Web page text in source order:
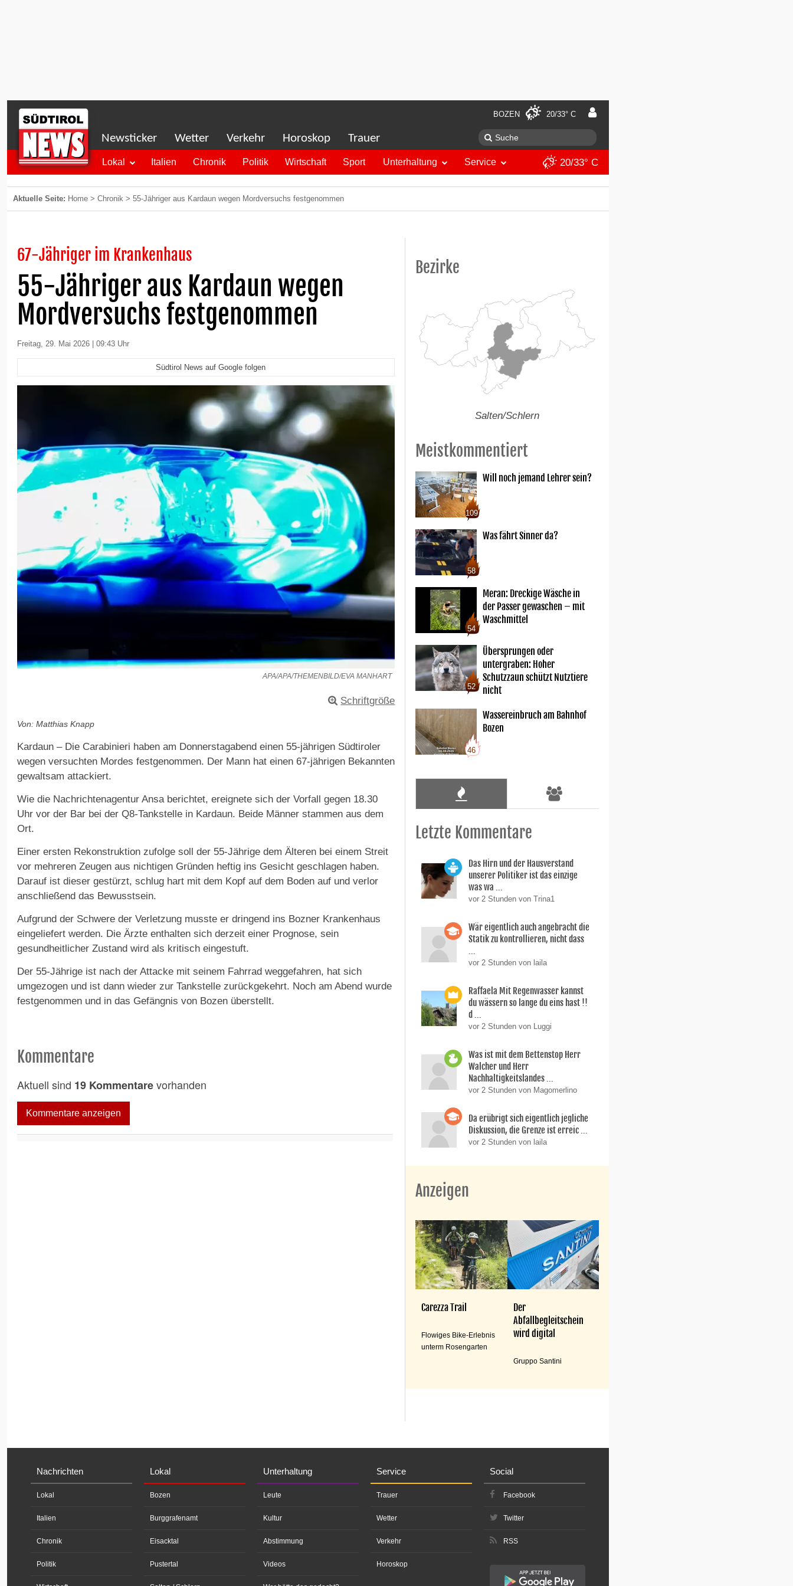
BOZEN 20/33° C
Newsticker Wetter Verkehr Horoskop Trauer
Lokal Italien Chronik Politik Wirtschaft Sport Unterhaltung Service 20/33° C
Aktuelle Seite: Home > Chronik > 55-Jähriger aus Kardaun wegen Mordversuchs festgenommen
67-Jähriger im Krankenhaus
55-Jähriger aus Kardaun wegen
Mordversuchs festgenommen
Freitag, 29. Mai 2026 | 09:43 Uhr
Südtirol News auf Google folgen
APA/APA/THEMENBILD/EVA MANHART
Schriftgröße
Von: Matthias Knapp
Kardaun – Die Carabinieri haben am Donnerstagabend einen 55-jährigen Südtiroler
wegen versuchten Mordes festgenommen. Der Mann hat einen 67-jährigen Bekannten
gewaltsam attackiert.
Wie die Nachrichtenagentur Ansa berichtet, ereignete sich der Vorfall gegen 18.30
Uhr vor der Bar bei der Q8-Tankstelle in Kardaun. Beide Männer stammen aus dem
Ort.
Einer ersten Rekonstruktion zufolge soll der 55-Jährige dem Älteren bei einem Streit
vor mehreren Zeugen aus nichtigen Gründen heftig ins Gesicht geschlagen haben.
Darauf ist dieser gestürzt, schlug hart mit dem Kopf auf dem Boden auf und verlor
anschließend das Bewusstsein.
Aufgrund der Schwere der Verletzung musste er dringend ins Bozner Krankenhaus
eingeliefert werden. Die Ärzte enthalten sich derzeit einer Prognose, sein
gesundheitlicher Zustand wird als kritisch eingestuft.
Der 55-Jährige ist nach der Attacke mit seinem Fahrrad weggefahren, hat sich
umgezogen und ist dann wieder zur Tankstelle zurückgekehrt. Noch am Abend wurde
festgenommen und in das Gefängnis von Bozen überstellt.
Kommentare
Aktuell sind 19 Kommentarevorhanden
Kommentare anzeigen
Bezirke
Salten/Schlern
Meistkommentiert
109
Will noch jemand Lehrer sein?
58
Was fährt Sinner da?
54
Meran: Dreckige Wäsche in
der Passer gewaschen – mit
Waschmittel
52
Übersprungen oder
untergraben: Hoher
Schutzzaun schützt Nutztiere
nicht
46
Wassereinbruch am Bahnhof
Bozen
Letzte Kommentare
Das Hirn und der Hausverstand
unserer Politiker ist das einzige
was wa ...
vor 2 Stunden von Trina1
Wär eigentlich auch angebracht die
Statik zu kontrollieren, nicht dass
...
vor 2 Stunden von laila
Raffaela Mit Regenwasser kannst
du wässern so lange du eins hast !!
d ...
vor 2 Stunden von Luggi
Was ist mit dem Bettenstop Herr
Walcher und Herr
Nachhaltigkeitslandes ...
vor 2 Stunden von Magomerlino
Da erübrigt sich eigentlich jegliche
Diskussion, die Grenze ist erreic ...
vor 2 Stunden von laila
Anzeigen
Carezza Trail
Flowiges Bike-Erlebnis
unterm Rosengarten
Der
Abfallbegleitschein
wird digital
Gruppo Santini
Nachrichten
Lokal
Italien
Chronik
Politik
Lokal
Bozen
Burggrafenamt
Eisacktal
Pustertal
Unterhaltung
Leute
Kultur
Abstimmung
Videos
Service
Trauer
Wetter
Verkehr
Horoskop
Social
Facebook
Twitter
RSS